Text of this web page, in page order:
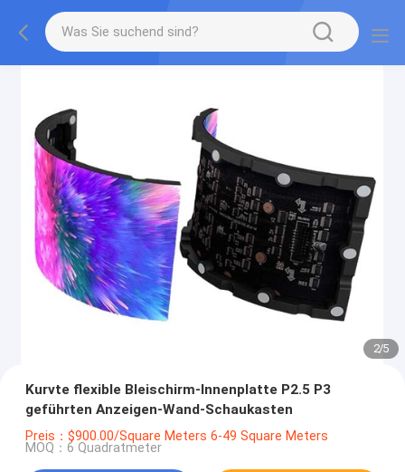
2/5
Kurvte flexible Bleischirm-Innenplatte P2.5 P3
geführten Anzeigen-Wand-Schaukasten
Preis：$900.00/Square Meters 6-49 Square Meters
MOQ：6 Quadratmeter